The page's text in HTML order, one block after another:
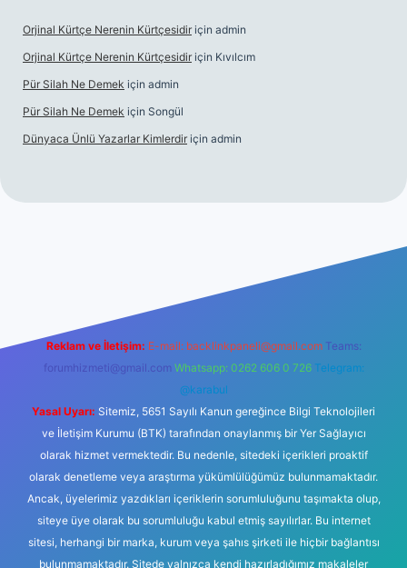
Orjinal Kürtçe Nerenin Kürtçesidir için admin
Orjinal Kürtçe Nerenin Kürtçesidir için Kıvılcım
Pür Silah Ne Demek için admin
Pür Silah Ne Demek için Songül
Dünyaca Ünlü Yazarlar Kimlerdir için admin
Reklam ve İletişim: E-mail: backlinkpaneli@gmail.com Teams:
forumhizmeti@gmail.com Whatsapp: 0262 606 0 726 Telegram:
@karabul
Yasal Uyarı: Sitemiz, 5651 Sayılı Kanun gereğince Bilgi Teknolojileri
ve İletişim Kurumu (BTK) tarafından onaylanmış bir Yer Sağlayıcı
olarak hizmet vermektedir. Bu nedenle, sitedeki içerikleri proaktif
olarak denetleme veya araştırma yükümlülüğümüz bulunmamaktadır.
Ancak, üyelerimiz yazdıkları içeriklerin sorumluluğunu taşımakta olup,
siteye üye olarak bu sorumluluğu kabul etmiş sayılırlar. Bu internet
sitesi, herhangi bir marka, kurum veya şahıs şirketi ile hiçbir bağlantısı
bulunmamaktadır. Sitede yalnızca kendi hazırladığımız makaleler